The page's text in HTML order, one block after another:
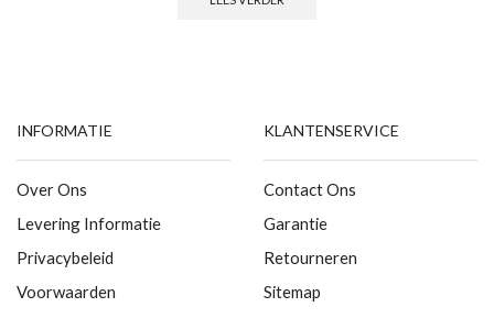
INFORMATIE
Over Ons
Levering Informatie
Privacybeleid
Voorwaarden
KLANTENSERVICE
Contact Ons
Garantie
Retourneren
Sitemap